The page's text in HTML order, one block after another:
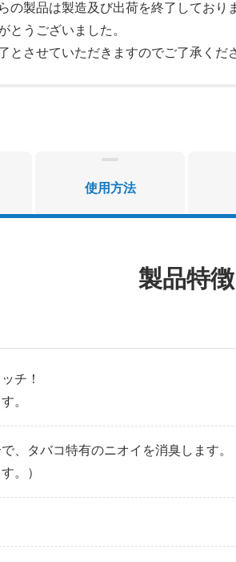
の製品は製造及び出荷を終了しており
とうございました。
とさせていただきますのでご了承くだ
使用方法
製品特徴
チ！
。
、タバコ特有のニオイを消臭します。
。）